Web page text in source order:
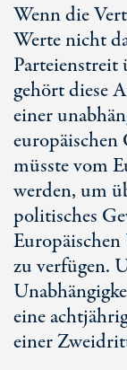
Wenn die
Werte nicht
Parteienstreit
gehört diese
einer
müsste vom
werden, um
politisches
zu verfügen.
eine
einer